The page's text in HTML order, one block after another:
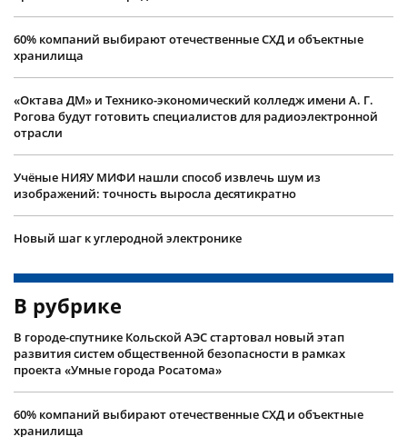
60% компаний выбирают отечественные СХД и объектные
хранилища
«Октава ДМ» и Технико-экономический колледж имени А. Г.
Рогова будут готовить специалистов для радиоэлектронной
отрасли
Учëные НИЯУ МИФИ нашли способ извлечь шум из
изображений: точность выросла десятикратно
Новый шаг к углеродной электронике
В рубрике
В городе-спутнике Кольской АЭС стартовал новый этап
развития систем общественной безопасности в рамках
проекта «Умные города Росатома»
60% компаний выбирают отечественные СХД и объектные
хранилища